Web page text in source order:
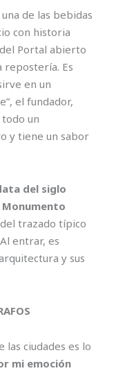
de las bebidas
con historia
Portal abierto
repostería. Es
en un
el fundador,
un
y tiene un sabor
del siglo
trazado típico
entrar, es
y sus
ciudades es lo
mi emoción